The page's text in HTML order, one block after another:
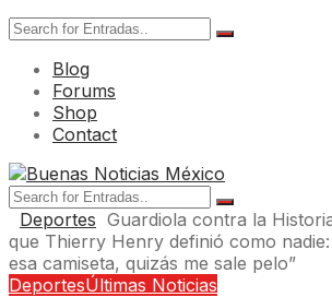
Blog
Forums
Shop
Contact
Deportes Guardiola contra la
que Thierry Henry definió como
esa camiseta, quizás me sale pelo”
DeportesÚltimas Noticias